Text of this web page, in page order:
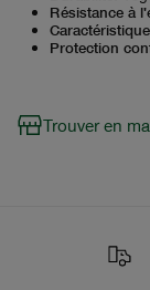
Résistance à
Protection
Trouver en